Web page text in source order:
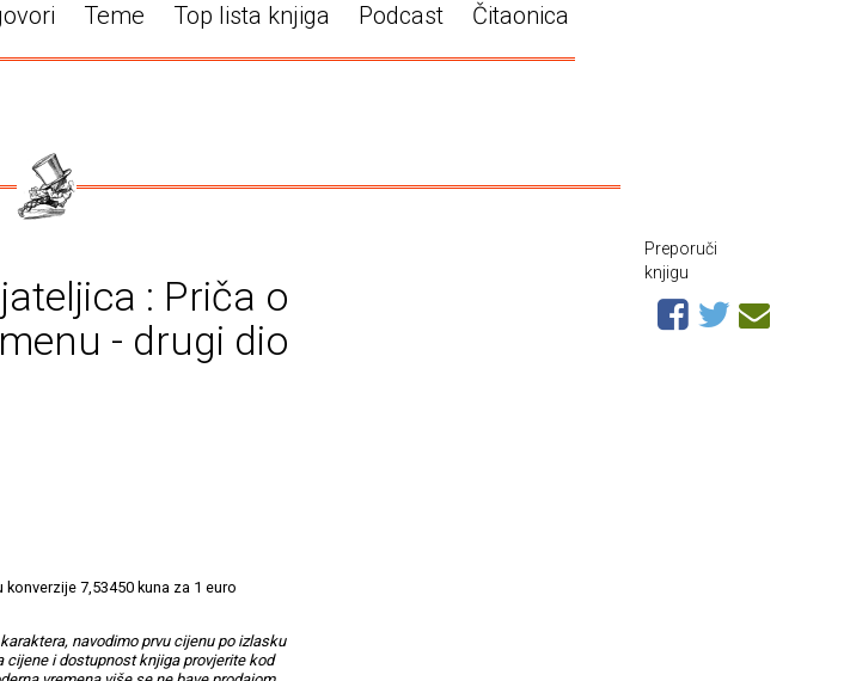
Teme Top lista knjiga Podcast Čitaonica
: Priča o
- drugi dio
7,53450 kuna za 1 euro
navodimo prvu cijenu po izlasku
cijene i dostupnost knjiga provjerite kod
Preporuči
knjigu